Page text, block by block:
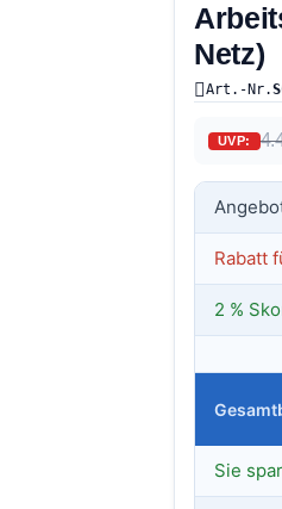
Netz)
Art.-Nr.
UVP:
Rabatt
2 %
Sie